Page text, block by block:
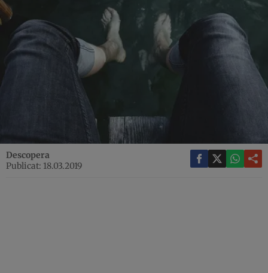
Descopera
Publicat: 18.03.2019